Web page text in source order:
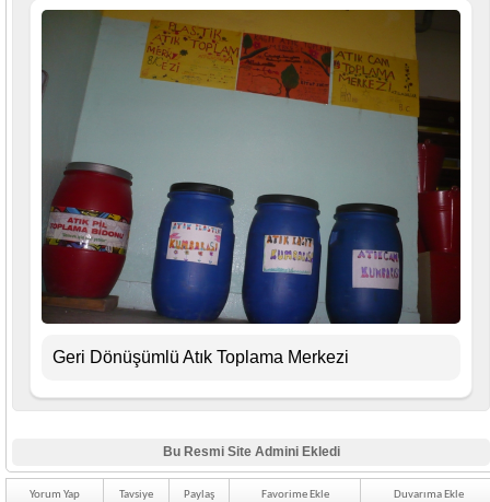
Geri Dönüşümlü Atık Toplama Merkezi
Bu Resmi Site Admini Ekledi
Yorum Yap Tavsiye Paylaş Favorime Ekle Duvarıma Ekle